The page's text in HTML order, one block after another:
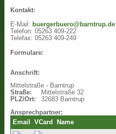
Kontakt:
E-Mail: buergerbuero@barntrup.de
Telefon: 05263 409-222
Telefax: 05263 409-249
Formulare:
Anschrift:
Mittelstraße - Barntrup
Straße:
Mittelstraße 32
PLZ/Ort:
32683 Barntrup
Ansprechpartner:
Email
VCard Name